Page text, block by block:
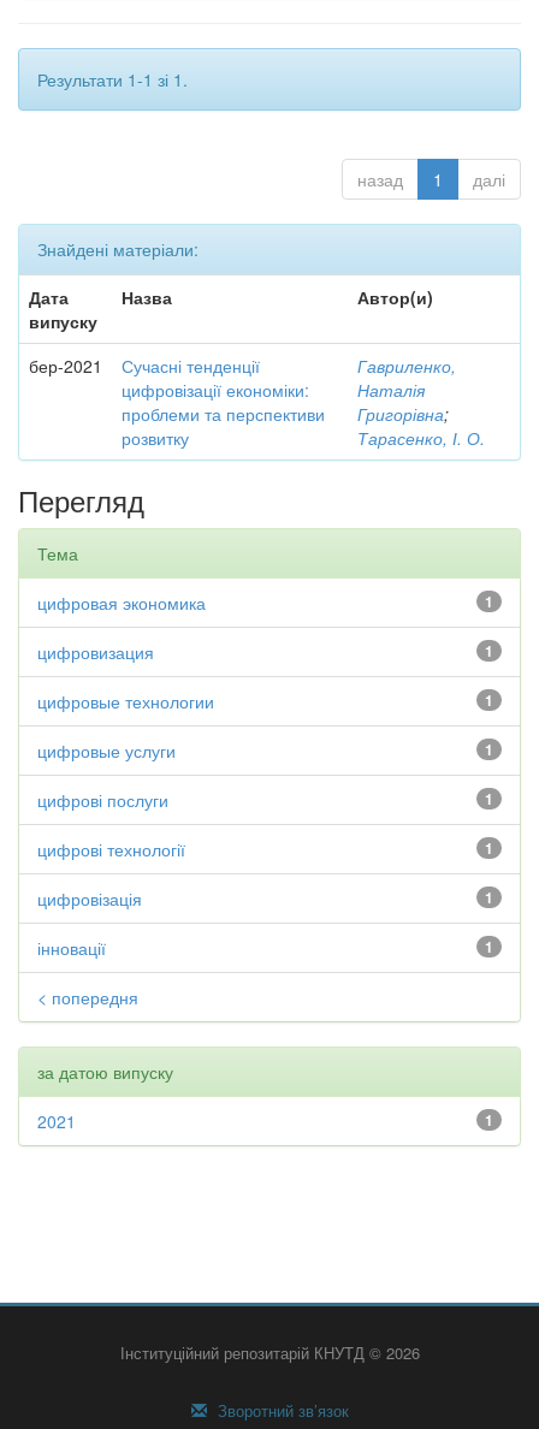
Результати 1-1 зі 1.
назад 1 далі
Знайдені матеріали:
Дата
випуску
Назва Автор(и)
бер-2021
Сучасні тенденції
цифровізації економіки:
проблеми та перспективи
розвитку
Гавриленко,
Наталія
Григорівна;
Тарасенко, І. О.
Перегляд
Тема
1
цифровая экономика
1
цифровизация
1
цифровые технологии
1
цифровые услуги
1
цифрові послуги
1
цифрові технології
1
цифровізація
1
інновації
< попередня
за датою випуску
1
2021
Інституційний репозитарій КНУТД © 2026
Зворотний зв’язок